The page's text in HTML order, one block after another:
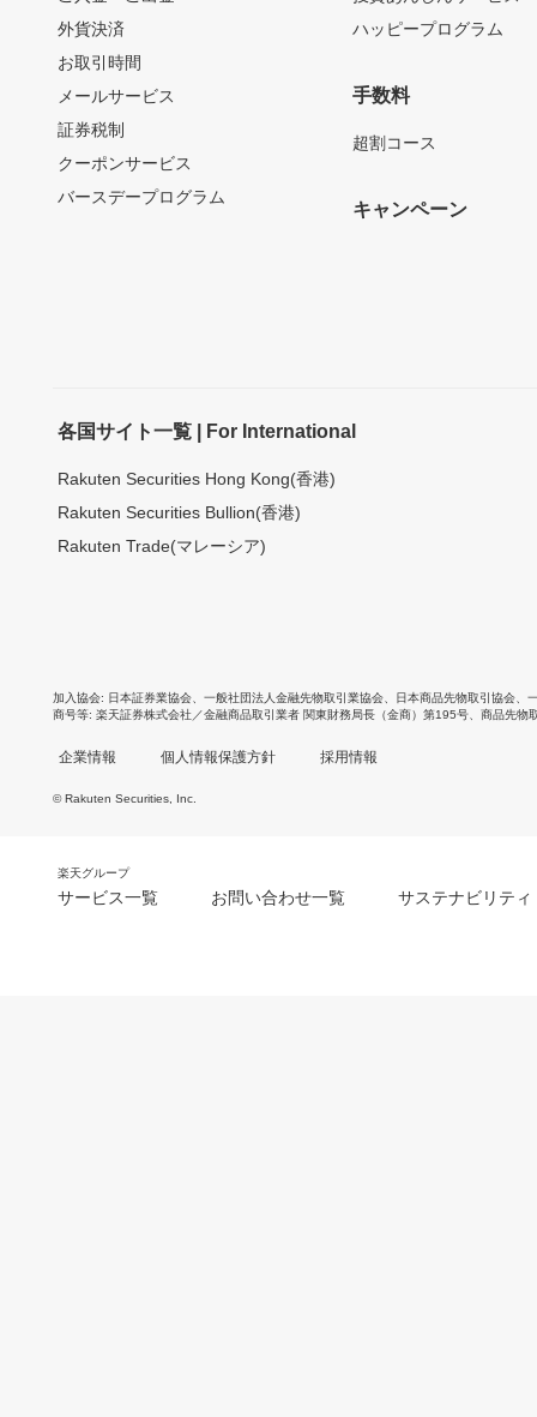
外貨決済
お取引時間
メールサービス
証券税制
クーポンサービス
バースデープログラム
ハッピープログラム
手数料
超割コース
キャンペーン
各国サイト一覧 | For International
Rakuten Securities Hong Kong(香港)
Rakuten Securities Bullion(香港)
Rakuten Trade(マレーシア)
加入協会 日本証券業協会 一般社団法人金融先物取引業協会 日本商品先物取引協会
商号等 楽天証券株式会社／金融商品取引業者 関東財務局長（金商）第195号、商品先物
企業情報 個人情報保護方針 採用情報
© Rakuten Securities, Inc.
楽天グループ
サービス一覧 お問い合わせ一覧 サステナビリティ